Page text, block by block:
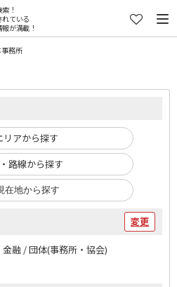
！
れている
が満載！
務所
リアから探す
路線から探す
在地から探す
変更
融 / 団体(事務所・協会)